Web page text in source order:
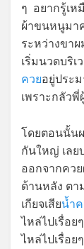
ๆ อยากรู้เห
ผ้าขนหนูมา
ระหว่างขา
เริ่มนวดบริ
ควยอยู่ประ
เพราะกลัว
โดยตอนนั้น
กันใหญ่ เลย
ออกจากคว
ด้านหลัง ต
เกียจเสียน้ำ
ไหล่ไปเรื่อย
ไหล่ไปเรื่อ